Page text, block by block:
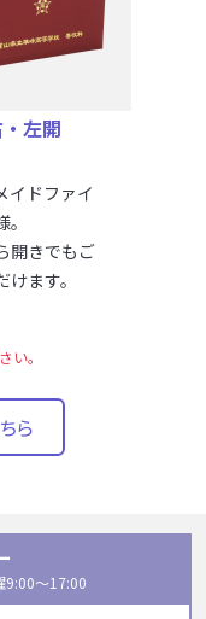
左開
イドファイ
開きでもご
ます。
い。
ら
9:00〜17:00